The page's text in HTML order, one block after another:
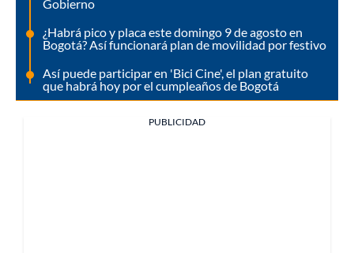
Gobierno
¿Habrá pico y placa este domingo 9 de agosto en
Bogotá? Así funcionará plan de movilidad por festivo
Así puede participar en 'Bici Cine', el plan gratuito
que habrá hoy por el cumpleaños de Bogotá
PUBLICIDAD